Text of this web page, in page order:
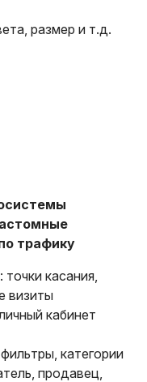
размер и т.д.
трафику
касания,
визиты
кабинет
категории
продавец,